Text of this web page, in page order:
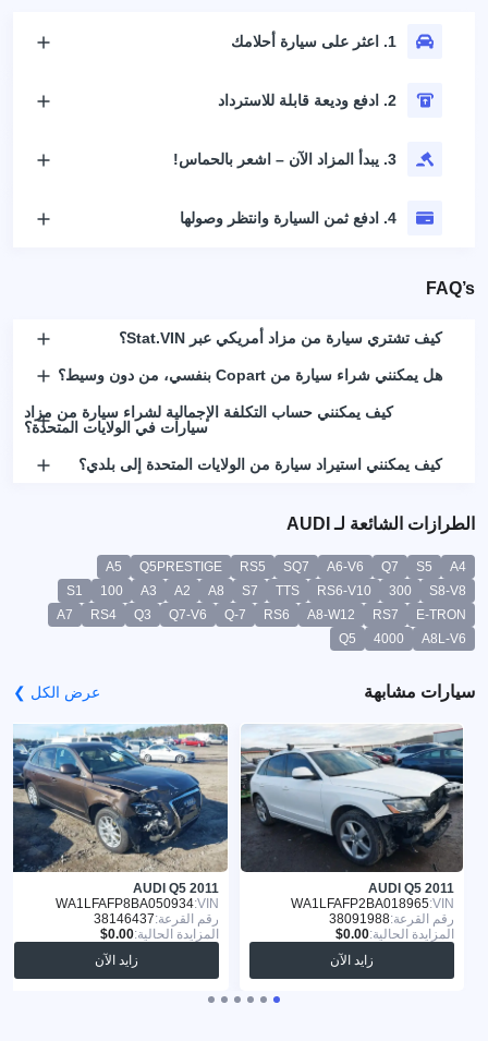
1. اعثر على سيارة أحلامك
2. ادفع وديعة قابلة للاسترداد
3. يبدأ المزاد الآن – اشعر بالحماس!
4. ادفع ثمن السيارة وانتظر وصولها
FAQ’s
كيف تشتري سيارة من مزاد أمريكي عبر Stat.VIN؟
هل يمكنني شراء سيارة من Copart بنفسي، من دون وسيط؟
كيف يمكنني حساب التكلفة الإجمالية لشراء سيارة من مزاد
سيارات في الولايات المتحدة؟
كيف يمكنني استيراد سيارة من الولايات المتحدة إلى بلدي؟
الطرازات الشائعة لـ AUDI
A4
S5
Q7
A6-V6
SQ7
RS5
Q5PRESTIGE
A5
S8-V8
300
RS6-V10
TTS
S7
A8
A2
A3
100
S1
E-TRON
RS7
A8-W12
RS6
Q-7
Q7-V6
Q3
RS4
A7
A8L-V6
4000
Q5
سيارات مشابهة عرض الكل ❯
AUDI Q5 2011
VIN:
WA1LFAFP2BA018965
رقم القرعة:38091988
المزايدة الحالية:
زايد الآن
AUDI Q5 2011
VIN:
WA1LFAFP8BA050934
رقم القرعة:38146437
المزايدة الحالية:
زايد الآن